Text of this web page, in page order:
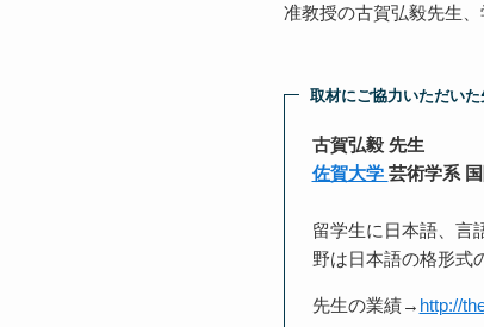
准教授の古賀弘毅先生
取材にご協力いただいた
古賀弘毅 先生
佐賀大学 芸術学系
留学生に日本語、言
野は日本語の格形式
先生の業績→ http://